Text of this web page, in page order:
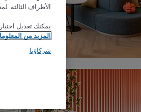
الأطراف
يمكنك تعديل
المزيد من
شركاؤنا